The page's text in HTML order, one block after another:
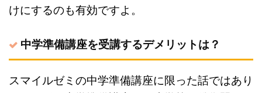
けにするのも有効ですよ。
中学準備講座を受講するデメリットは？
スマイルゼミの中学準備講座に限った話ではあり